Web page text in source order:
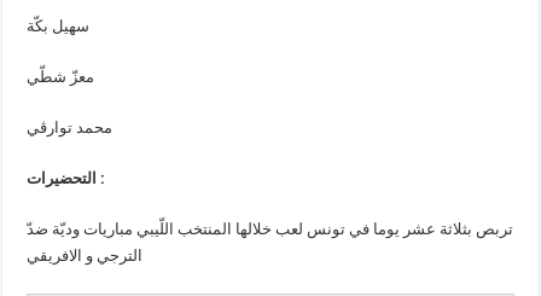
سهيل بكّة
معزّ شطّي
محمد توارڨي
التحضيرات :
تربص بثلاثة عشر يوما في تونس لعب خلالها المنتخب اللّيبي مباريات وديّة ضدّ
الترجي و الافريقي